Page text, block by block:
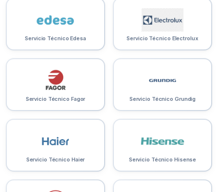
Servicio Técnico Edesa Servicio Técnico Electrolux
Servicio Técnico Fagor Servicio Técnico Grundig
Servicio Técnico Haier Servicio Técnico Hisense